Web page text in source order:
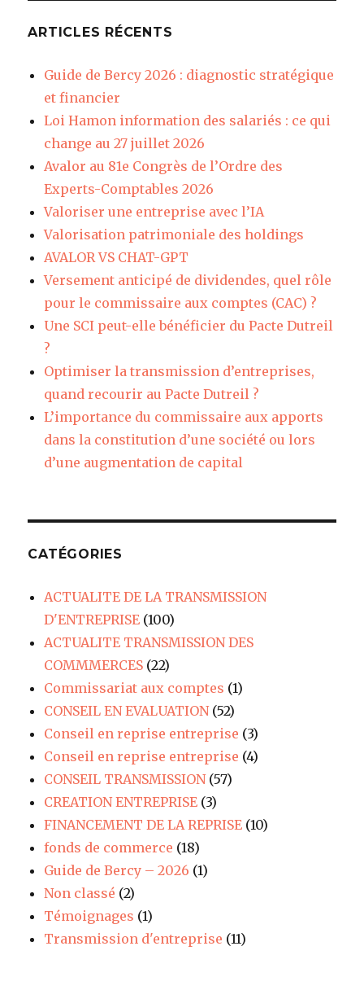
ARTICLES RÉCENTS
Guide de Bercy 2026 : diagnostic stratégique
et financier
Loi Hamon information des salariés : ce qui
change au 27 juillet 2026
Avalor au 81e Congrès de l’Ordre des
Experts-Comptables 2026
Valoriser une entreprise avec l’IA
Valorisation patrimoniale des holdings
AVALOR VS CHAT-GPT
Versement anticipé de dividendes, quel rôle
pour le commissaire aux comptes (CAC) ?
Une SCI peut-elle bénéficier du Pacte Dutreil
?
Optimiser la transmission d’entreprises,
quand recourir au Pacte Dutreil ?
L’importance du commissaire aux apports
dans la constitution d’une société ou lors
d’une augmentation de capital
CATÉGORIES
ACTUALITE DE LA TRANSMISSION
D'ENTREPRISE (100)
ACTUALITE TRANSMISSION DES
COMMMERCES (22)
Commissariat aux comptes (1)
CONSEIL EN EVALUATION(52)
Conseil en reprise entreprise (3)
Conseil en reprise entreprise (4)
CONSEIL TRANSMISSION(57)
CREATION ENTREPRISE (3)
FINANCEMENT DE LA REPRISE (10)
fonds de commerce (18)
Guide de Bercy – 2026 (1)
Non classé (2)
Témoignages (1)
Transmission d'entreprise (11)